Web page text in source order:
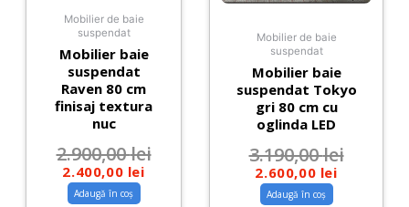
Mobilier de baie
suspendat
Mobilier baie
suspendat
Raven 80 cm
finisaj textura
nuc
2.900,00lei
2.400,00 lei
Adaugă în coș
Mobilier de baie
suspendat
Mobilier baie
suspendat Tokyo
gri 80 cm cu
oglinda LED
3.190,00lei
2.600,00 lei
Adaugă în coș